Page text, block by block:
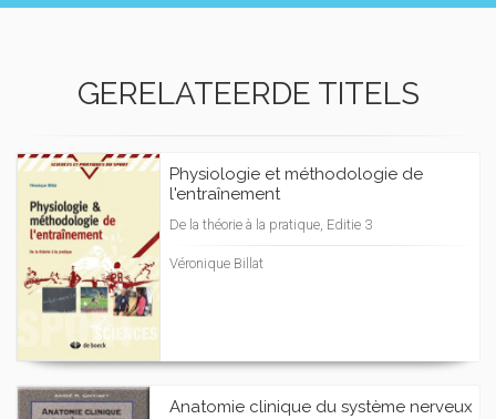
GERELATEERDE TITELS
Physiologie et méthodologie de
l'entraînement
De la théorie à la pratique, Editie 3
Véronique Billat
Anatomie clinique du système nerveux